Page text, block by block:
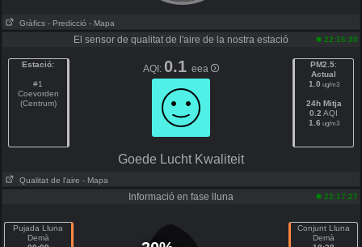
Gràfics - Predicció - Mapa
El sensor de qualitat de l'aire de la nostra estació 22:16:30
Estació:
#1
Coevorden
(Centrum)
AQI: 0.1 eea PM2.5:
Actual
1.0 ug/m3
24h Mitja
0.2 AQI
1.6 ug/m3
Goede Lucht Kwaliteit
Qualitat de l'aire - Mapa
Informació en fase lluna 22:17:27
Pujada Lluna
Demà
Conjunt Lluna
Demà